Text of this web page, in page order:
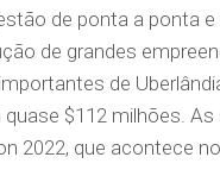
de ponta a ponta
de grandes
de
$112 milhões.
2022, que acontece